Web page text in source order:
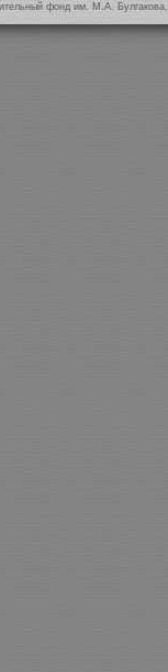
фонд им. М.А. Булгакова,